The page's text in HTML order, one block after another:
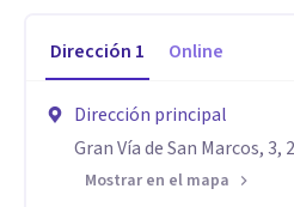
Dirección 1 Online
Dirección principal
Gran Vía de San Marcos, 3,
Mostrar en el mapa